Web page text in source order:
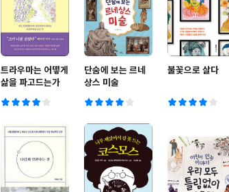
트라우마는 어떻게
삶을 파고드는가
단숨에 보는 르네
상스 미술
불꽃으로 살다